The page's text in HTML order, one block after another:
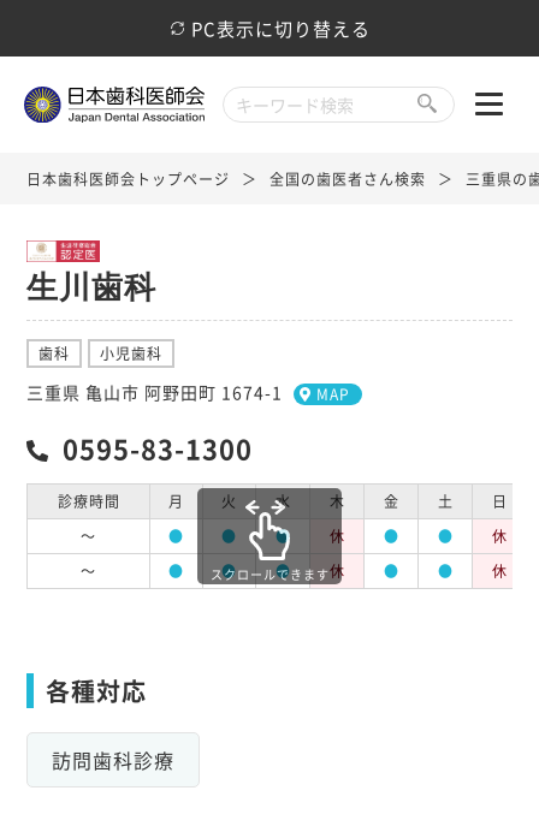
PC表示に切り替える
日本歯科医師会トップページ 全国の歯医者さん検索 三重県の
生川歯科
歯科 小児歯科
三重県 亀山市 阿野田町 1674-1 MAP
0595-83-1300
診療時間 月 火 水 木 金 土
日
～
● ● ● 休 ● ●
休
～
● ● ● 休 ● ● 休
スクロールできます
各種対応
訪問歯科診療